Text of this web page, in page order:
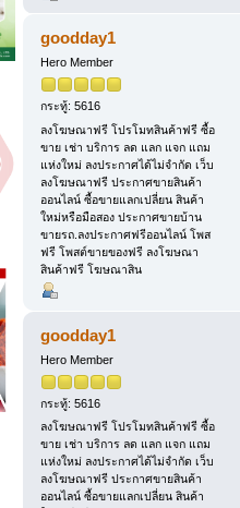
goodday1
Hero Member
กระทู้: 5616
ลงโฆษณาฟรี โปรโมทสินค้าฟรี ซื้อ
ขาย เช่า บริการ ลด แลก แจก แถม
แห่งใหม่ ลงประกาศได้ไม่จำกัด เว็บ
ลงโฆษณาฟรี ประกาศขายสินค้า
ออนไลน์ ซื้อขายแลกเปลี่ยน สินค้า
ใหม่หรือมือสอง ประกาศขายบ้าน
ขายรถ.ลงประกาศฟรีออนไลน์ โพส
ฟรี โพสต์ขายของฟรี ลงโฆษณา
สินค้าฟรี โฆษณาสิน
goodday1
Hero Member
กระทู้: 5616
ลงโฆษณาฟรี โปรโมทสินค้าฟรี ซื้อ
ขาย เช่า บริการ ลด แลก แจก แถม
แห่งใหม่ ลงประกาศได้ไม่จำกัด เว็บ
ลงโฆษณาฟรี ประกาศขายสินค้า
ออนไลน์ ซื้อขายแลกเปลี่ยน สินค้า